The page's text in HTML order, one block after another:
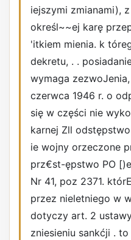
iejszymi zmianami),
określ~~ej karę
'itkiem mienia. k
dekretu, . .
wymaga
czerwca 1946 r. o
się w części nie
karnej Zll
ie wojny orzeczone
prz€st-ępstwo PO
Nr 41, poz 2371.
przez nieletniego w
dotyczy art. 2
zniesieniu sankćji .